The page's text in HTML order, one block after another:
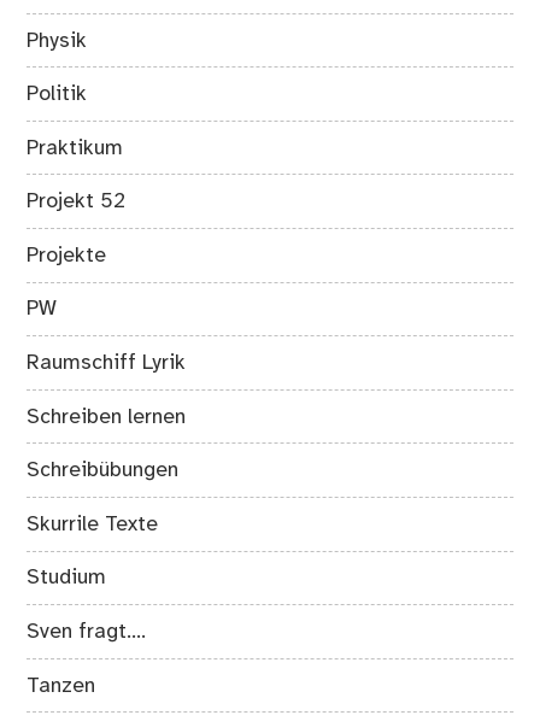
Physik
Politik
Praktikum
Projekt 52
Projekte
PW
Raumschiff Lyrik
Schreiben lernen
Schreibübungen
Skurrile Texte
Studium
Sven fragt….
Tanzen